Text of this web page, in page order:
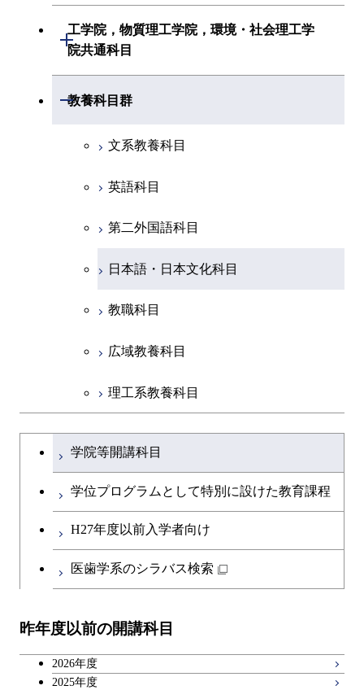
共通専門科目
初年次専門科目
創造プロセス科目
共通専門科目
初年次専門科目
創造プロセス科目
共通専門科目
創造プロセス科目
共通専門科目
建築学系
融合理工学系
初年次専門科目
創造プロセス科目
共通専門科目
工学院，物質理工学院，環境・社会理工学
院共通科目
開閉
工学院，物質理工学院，環境・社会
教養科目群
開閉
文系教養科目
英語科目
第二外国語科目
日本語・日本文化科目
教職科目
広域教養科目
理工系教養科目
学士課程を切り替える
学院等開講科目
学位プログラムとして特別に設けた教育課程
H27年度以前入学者向け
医歯学系のシラバス検索
昨年度以前の開講科目
2026年度
2025年度